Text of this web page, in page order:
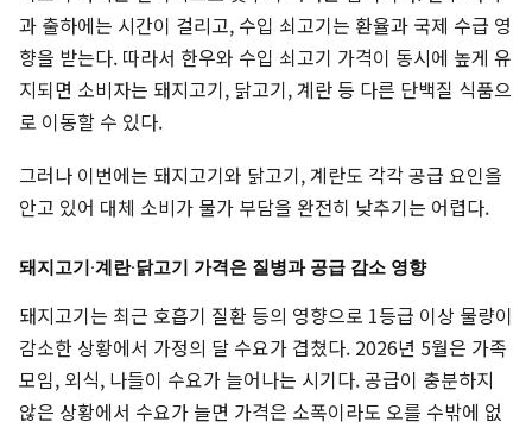
과 출하에는 시간이 걸리고, 수입 쇠고기는 환율과 국제 수급 영
향을 받는다. 따라서 한우와 수입 쇠고기 가격이 동시에 높게 유
지되면 소비자는 돼지고기, 닭고기, 계란 등 다른 단백질 식품으
로 이동할 수 있다.
그러나 이번에는 돼지고기와 닭고기, 계란도 각각 공급 요인을
안고 있어 대체 소비가 물가 부담을 완전히 낮추기는 어렵다.
돼지고기·계란·닭고기 가격은 질병과 공급 감소 영향
돼지고기는 최근 호흡기 질환 등의 영향으로 1등급 이상 물량이
감소한 상황에서 가정의 달 수요가 겹쳤다. 2026년 5월은 가족
모임, 외식, 나들이 수요가 늘어나는 시기다. 공급이 충분하지
않은 상황에서 수요가 늘면 가격은 소폭이라도 오를 수밖에 없